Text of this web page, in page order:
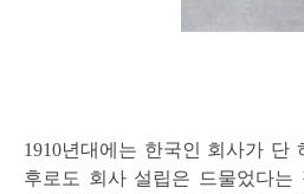
1910년대에는 한국인 회사가 단
후로도 회사 설립은 드물었다는